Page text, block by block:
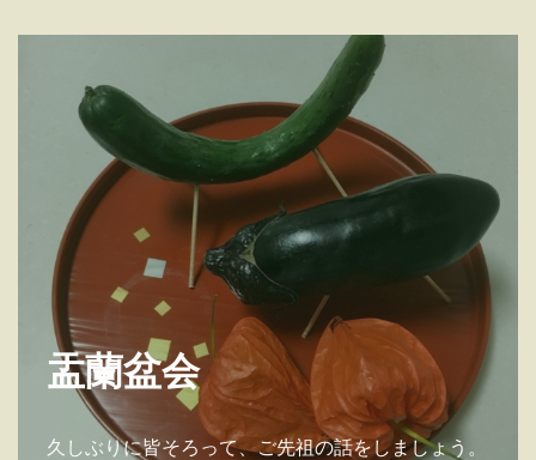
盂蘭盆会
久しぶりに皆そろって、ご先祖の話をしましょう。